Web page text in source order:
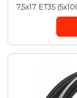
7,5x17 ET35